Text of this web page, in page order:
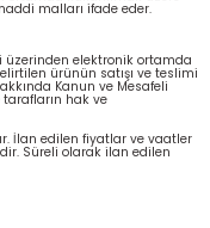
malları ifade eder.
üzerinden elektronik ortamda
ürünün satışı ve teslimi
Kanun ve Mesafeli
hak ve
İlan edilen fiyatlar ve vaatler
Süreli olarak ilan edilen